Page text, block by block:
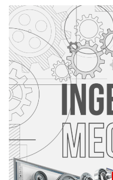
del presente año.
de la agenda de visitas.
importancia